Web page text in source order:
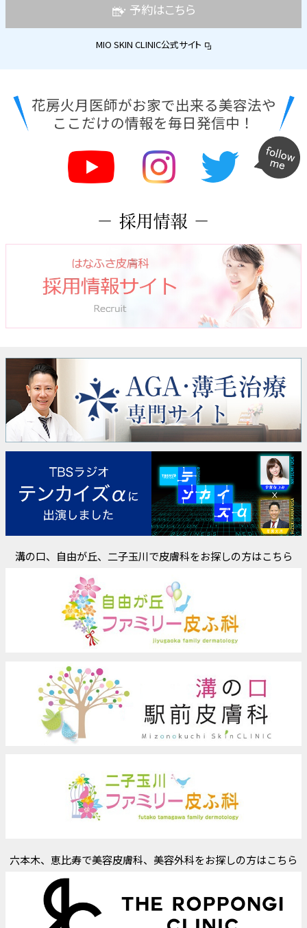
予約はこちら
MIO SKIN CLINIC公式サイト
花房火月医師がお家で出来る美容法や
ここだけの情報を毎日発信中！
溝の口、自由が丘、二子玉川で皮膚科をお探しの方はこちら
六本木、恵比寿で美容皮膚科、美容外科をお探しの方はこちら